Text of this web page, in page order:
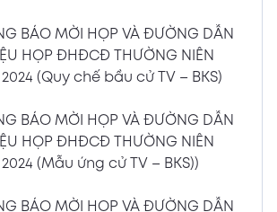
quyết)
ĐHĐCĐ THƯỜNG NIÊN NĂM 2024
bổ sung thành viên BKS)
Xem PDF
MỜI HỌP VÀ ĐƯỜNG DẪN TÀI
Xem PDF
BÁO MỜI HỌP VÀ ĐƯỜNG DẪN
HỌP ĐHĐCĐ THƯỜNG NIÊN
2024 (Quy chế bầu cử TV – BKS)
BÁO MỜI HỌP VÀ ĐƯỜNG DẪN
HỌP ĐHĐCĐ THƯỜNG NIÊN
2024 (Mẫu ứng cử TV – BKS))
BÁO MỜI HỌP VÀ ĐƯỜNG DẪN